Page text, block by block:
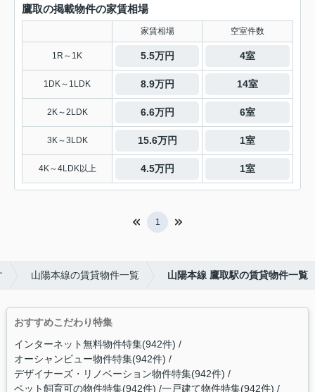
鷹取の掲載物件の家賃相場
家賃相場 空室件数
1R～1K 5.5万円 4室
1DK～1LDK 8.9万円 14室
2K～2LDK 6.6万円 6室
3K～3LDK 15.6万円 1室
4K～4LDK以上 4.5万円 1室
1
山陽本線の賃貸物件一覧 山陽本線 鷹取駅の賃貸物件一覧
おすすめこだわり特集
インターネット無料物件特集(942件)
オーシャンビュー物件特集(942件)
デザイナーズ・リノベーション物件特集(942件)
ペット飼育可の物件特集(942件) 一戸建て物件特集(942件)